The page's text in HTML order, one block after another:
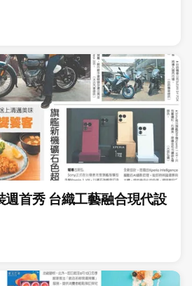
週首秀 台織工藝融合現代設